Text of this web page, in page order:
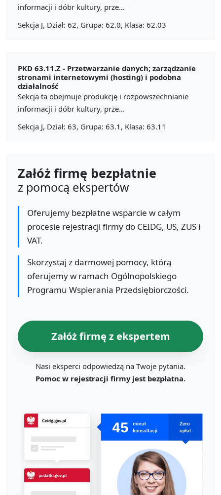
informacji i dóbr kultury, prze...
Sekcja J, Dział: 62, Grupa: 62.0, Klasa: 62.03
PKD 63.11.Z - Przetwarzanie danych; zarządzanie
stronami internetowymi (hosting) i podobna
działalność
Sekcja ta obejmuje produkcję i rozpowszechnianie
informacji i dóbr kultury, prze...
Sekcja J, Dział: 63, Grupa: 63.1, Klasa: 63.11
Załóż firmę bezpłatnie
z pomocą ekspertów
Oferujemy bezpłatne wsparcie w całym
procesie rejestracji firmy do CEIDG, US, ZUS i
VAT.
Skorzystaj z darmowej pomocy, którą
oferujemy w ramach Ogólnopolskiego
Programu Wspierania Przedsiębiorczości.
Załóż firmę z ekspertem
Nasi eksperci odpowiedzą na Twoje pytania.
Pomoc w rejestracji firmy jest bezpłatna.